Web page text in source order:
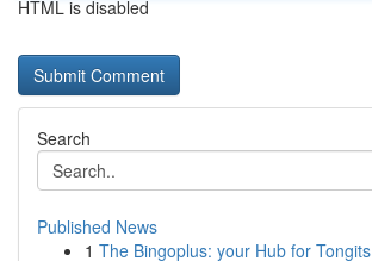
HTML is disabled
Search
Published News
1 The Bingoplus: your Hub for Tongits